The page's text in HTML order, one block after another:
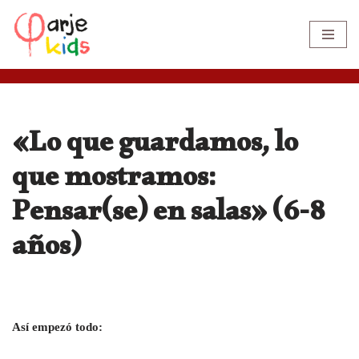
Saltar
contenido
«Lo que guardamos, lo
que mostramos:
Pensar(se) en salas» (6-8
años)
Así empezó todo: